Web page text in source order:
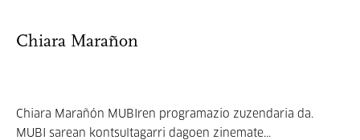
Chiara Marañon
Chiara Marañón MUBIren programazio zuzendaria da.
MUBI sarean kontsultagarri dagoen zinemate...